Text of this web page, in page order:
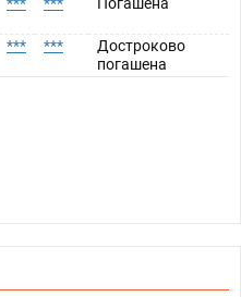
*** ***
Достроково
погашена